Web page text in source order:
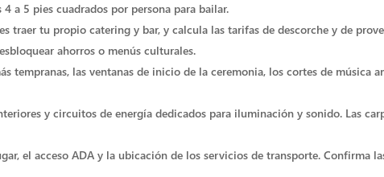
a 5 pies cuadrados por persona para bailar.
traer tu propio catering y bar, y calcula las tarifas de descorche y de
ahorros o menús culturales.
tempranas, las ventanas de inicio de la ceremonia, los cortes de
y circuitos de energía dedicados para iluminación y sonido. Las
el acceso ADA y la ubicación de los servicios de transporte. Confirma